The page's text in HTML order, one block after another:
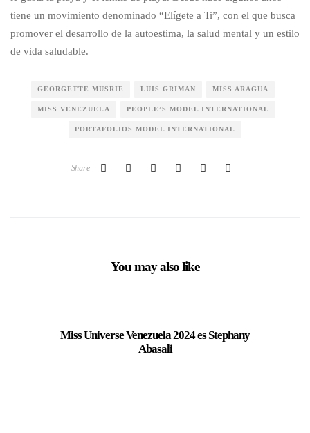
tiene un movimiento denominado “Elígete a Ti”, con el que busca
promover el desarrollo de la autoestima, la salud mental y un estilo
de vida saludable.
GEORGETTE MUSRIE LUIS GRIMAN MISS ARAGUA
MISS VENEZUELA PEOPLE’S MODEL INTERNATIONAL
PORTAFOLIOS MODEL INTERNATIONAL
Share
You may also like
Miss Universe Venezuela 2024 es Stephany
Abasali